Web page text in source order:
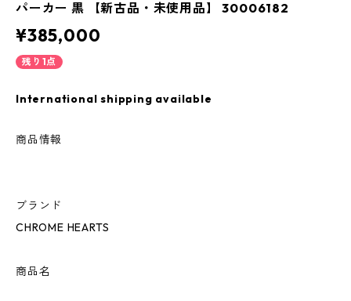
パーカー 黒 【新古品・未使用品】 30006182
¥385,000
残り1点
International shipping available
商品情報
ブランド
CHROME HEARTS
商品名